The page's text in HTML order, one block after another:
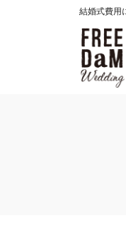
結婚式費用